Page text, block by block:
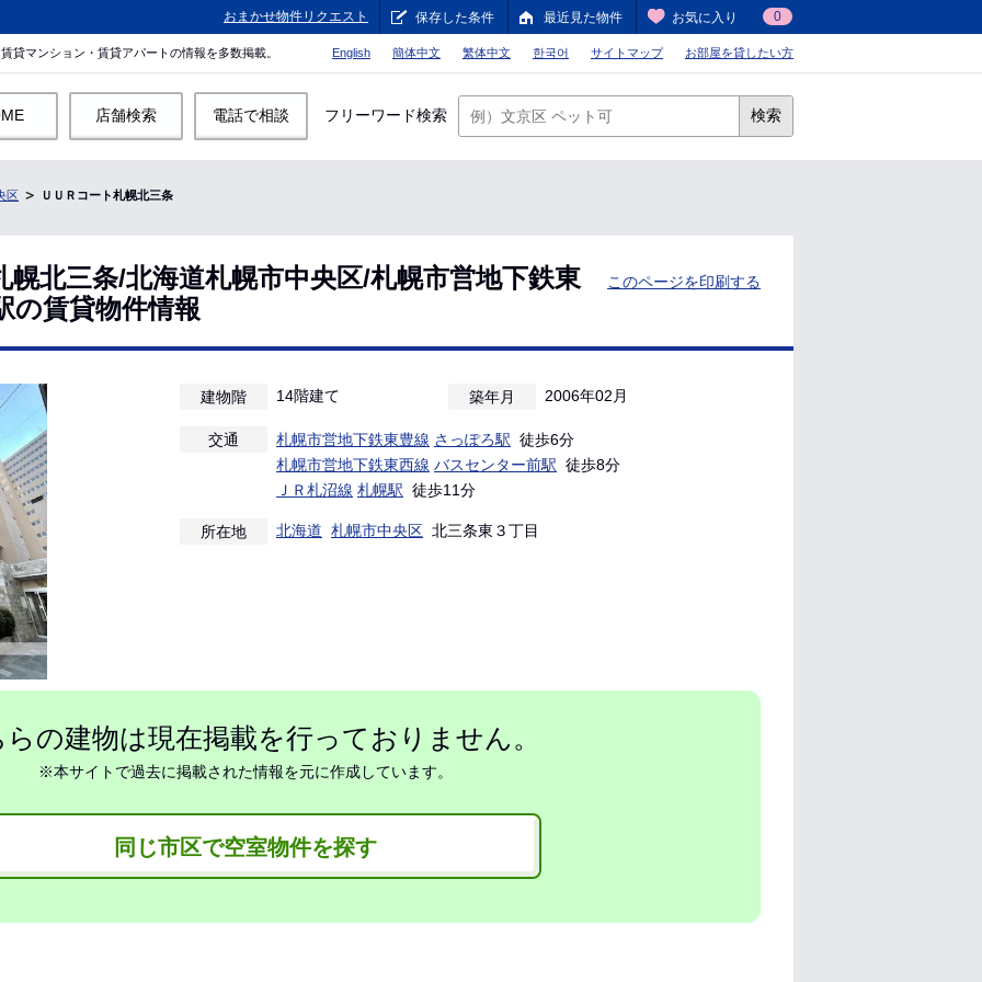
おまかせ物件リクエスト 保存した条件 最近見た物件 お気に入り 0
貸マンション・賃貸アパートの情報を多数掲載。 English 簡体中文 繁体中文 한국어 サイトマップ お部屋を貸したい方
店舗検索 電話で相談 フリーワード検索 検索
区 ＵＵＲコート札幌北三条
幌北三条/北海道札幌市中央区/札幌市営地下鉄東
の賃貸物件情報
このページを印刷する
建物階 14階建て 築年月 2006年02月
交通 札幌市営地下鉄東豊線 さっぽろ駅 徒歩6分
札幌市営地下鉄東西線 バスセンター前駅 徒歩8分
ＪＲ札沼線 札幌駅 徒歩11分
所在地 北海道 札幌市中央区 北三条東３丁目
の建物は現在掲載を行っておりません。
※本サイトで過去に掲載された情報を元に作成しています。
同じ市区で空室物件を探す